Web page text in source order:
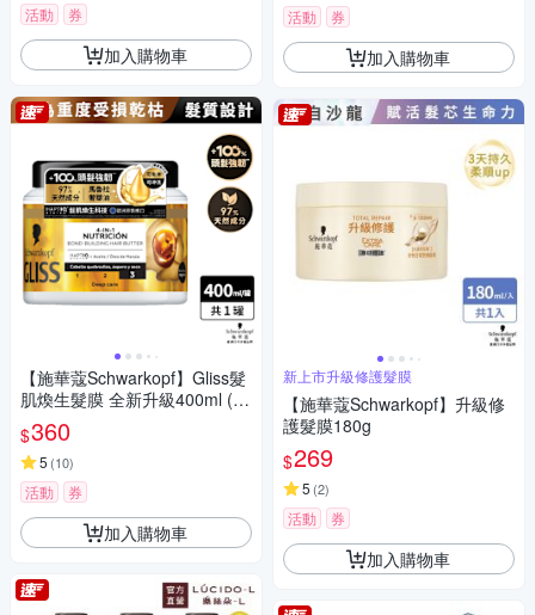
活動 券
加入購物車
【施華蔻Schwarkopf】Gliss髮
肌煥生髮膜 全新升級400ml (精
油深度滋養/蛋白深層修護)
$360
5 (10)
活動 券
加入購物車
活動 券
加入購物車
新上市升級修護髮膜
【施華蔻Schwarkopf】升級修
護髮膜180g
$269
5 (2)
活動 券
加入購物車